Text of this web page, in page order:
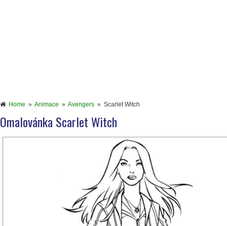
Home » Animace » Avengers » Scarlet Witch
Omalovánka Scarlet Witch